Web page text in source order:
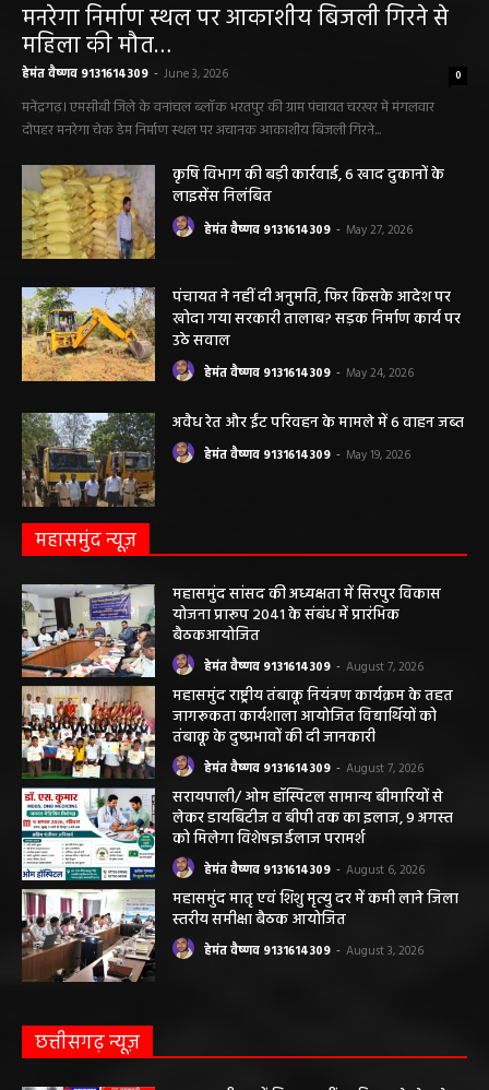
मनरेगा निर्माण स्थल पर आकाशीय बिजली गिरने से
महिला की मौत…
हेमंत वैष्णव 9131614309 - June 3, 2026 0
मनेंद्रगढ़। एमसीबी जिले के वनांचल ब्लॉक भरतपुर की ग्राम पंचायत चरखर में मंगलवार
दोपहर मनरेगा चेक डेम निर्माण स्थल पर अचानक आकाशीय बिजली गिरने...
कृषि विभाग की बड़ी कार्रवाई, 6 खाद दुकानों के
लाइसेंस निलंबित
हेमंत वैष्णव 9131614309 - May 27, 2026
पंचायत ने नहीं दी अनुमति, फिर किसके आदेश पर
खोदा गया सरकारी तालाब? सड़क निर्माण कार्य पर
उठे सवाल
हेमंत वैष्णव 9131614309 - May 24, 2026
अवैध रेत और ईंट परिवहन के मामले में 6 वाहन जब्त
हेमंत वैष्णव 9131614309 - May 19, 2026
महासमुंद न्यूज़
महासमुंद सांसद की अध्यक्षता में सिरपुर विकास
योजना प्रारूप 2041 के संबंध में प्रारंभिक
बैठकआयोजित
हेमंत वैष्णव 9131614309 - August 7, 2026
महासमुंद राष्ट्रीय तंबाकू नियंत्रण कार्यक्रम के तहत
जागरूकता कार्यशाला आयोजित विद्यार्थियों को
तंबाकू के दुष्प्रभावों की दी जानकारी
हेमंत वैष्णव 9131614309 - August 7, 2026
सरायपाली/ ओम हॉस्पिटल सामान्य बीमारियों से
लेकर डायबिटीज व बीपी तक का इलाज, 9 अगस्त
को मिलेगा विशेषज्ञ ईलाज परामर्श
हेमंत वैष्णव 9131614309 - August 6, 2026
महासमुंद मातृ एवं शिशु मृत्यु दर में कमी लाने जिला
स्तरीय समीक्षा बैठक आयोजित
हेमंत वैष्णव 9131614309 - August 3, 2026
छत्तीसगढ़ न्यूज़